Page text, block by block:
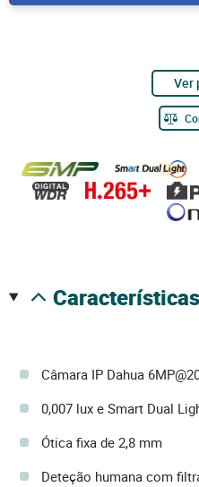
Ver
características
Câmara IP Dahua
0,007 lux e Smart Dual
Ótica fixa de 2,8 mm
Deteção humana com